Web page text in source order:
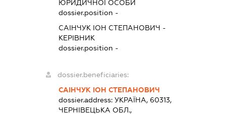
ЮРИДИЧНОЇ ОСОБИ
dossier.position -
САІНЧУК ІОН СТЕПАНОВИЧ -
КЕРІВНИК
dossier.position -
dossier.beneficiaries:
САІНЧУК ІОН СТЕПАНОВИЧ
dossier.address:УКРАЇНА, 60313,
ЧЕРНІВЕЦЬКА ОБЛ.,